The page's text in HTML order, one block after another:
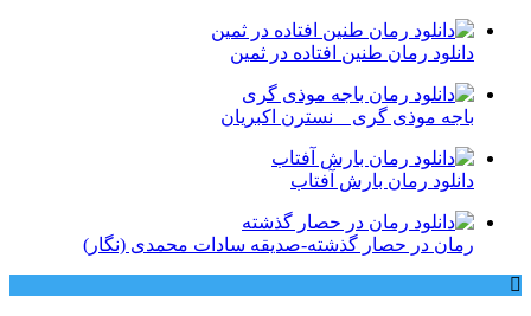
دانلود رمان طنین افتاده در ثمین
باجه موذی گری _ نسترن اکبریان
دانلود رمان بارش آفتاب
رمان در حصار گذشته-صدیقه سادات محمدی (نگار)